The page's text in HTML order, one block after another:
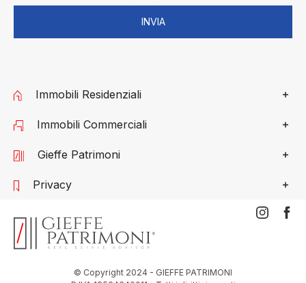
INVIA
Immobili Residenziali
Immobili Commerciali
Gieffe Patrimoni
Privacy
© Copyright 2024 - GIEFFE PATRIMONI